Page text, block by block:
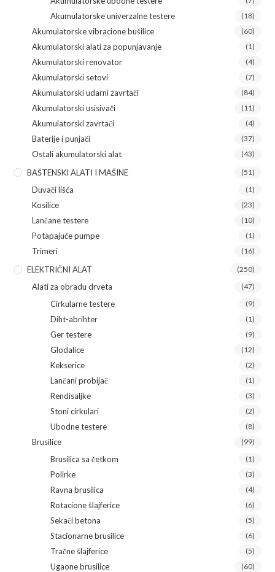
Akumulatorske univerzalne testere (18)
Akumulatorske vibracione bušilice (60)
Akumulatorski alati za popunjavanje (1)
Akumulatorski renovator (4)
Akumulatorski setovi (7)
Akumulatorski udarni zavrtači (84)
Akumulatorski usisivači (11)
Akumulatorski zavrtači (4)
Baterije i punjači (37)
Ostali akumulatorski alat (43)
BAŠTENSKI ALATI I MAŠINE (51)
Duvači lišća (1)
Kosilice (23)
Lančane testere (10)
Potapajuće pumpe (1)
Trimeri (16)
ELEKTRIČNI ALAT (250)
Alati za obradu drveta (47)
Cirkularne testere (9)
Diht-abrihter (1)
Ger testere (9)
Glodalice (12)
Kekserice (2)
Lančani probijač (1)
Rendisaljke (3)
Stoni cirkulari (2)
Ubodne testere (8)
Brusilice (99)
Brusilica sa četkom (1)
Polirke (3)
Ravna brusilica (4)
Rotacione šlajferice (6)
Sekači betona (5)
Stacionarne brusilice (6)
Tračne šlajferice (5)
Ugaone brusilice (60)